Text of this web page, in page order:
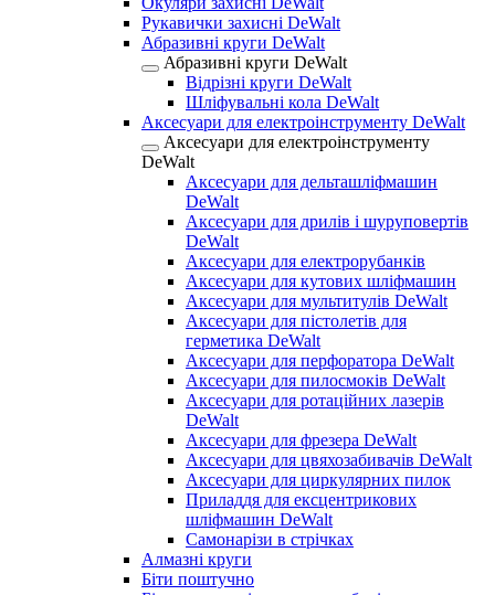
Рукавички захисні DeWalt
Абразивні круги DeWalt
Абразивні круги DeWalt
Відрізні круги DeWalt
Шліфувальні кола DeWalt
Аксесуари для електроінструменту DeWalt
Аксесуари для електроінструменту
DeWalt
Аксесуари для дельташліфмашин
DeWalt
Аксесуари для дрилів і шуруповертів
DeWalt
Аксесуари для електрорубанків
Аксесуари для кутових шліфмашин
Аксесуари для мультитулів DeWalt
Аксесуари для пістолетів для
герметика DeWalt
Аксесуари для перфоратора DeWalt
Аксесуари для пилосмоків DeWalt
Аксесуари для ротаційних лазерів
DeWalt
Аксесуари для фрезера DeWalt
Аксесуари для цвяхозабивачів DeWalt
Аксесуари для циркулярних пилок
Приладдя для ексцентрикових
шліфмашин DeWalt
Самонарізи в стрічках
Алмазні круги
Біти поштучно